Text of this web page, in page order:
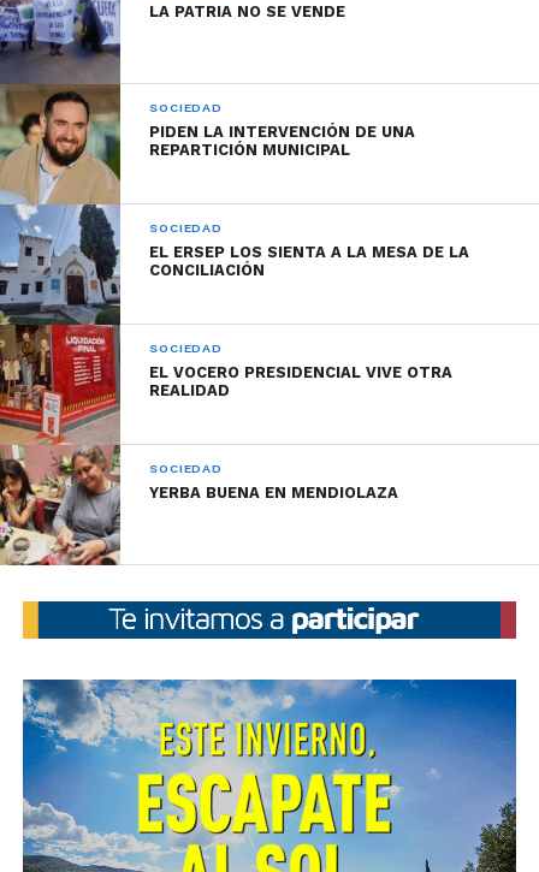
LA PATRIA NO SE VENDE
SOCIEDAD
PIDEN LA INTERVENCIÓN DE UNA
REPARTICIÓN MUNICIPAL
SOCIEDAD
EL ERSEP LOS SIENTA A LA MESA DE LA
CONCILIACIÓN
SOCIEDAD
EL VOCERO PRESIDENCIAL VIVE OTRA
REALIDAD
SOCIEDAD
YERBA BUENA EN MENDIOLAZA